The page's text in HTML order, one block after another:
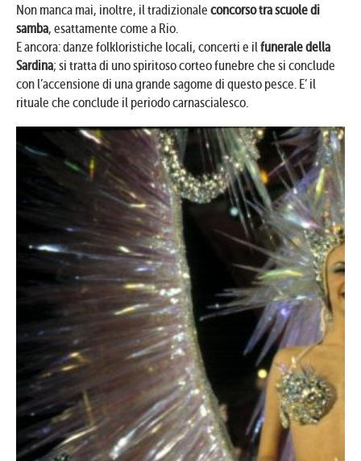
Non manca mai, inoltre, il tradizionale concorso tra scuole di
samba, esattamente come a Rio.
E ancora: danze folkloristiche locali, concerti e ilfunerale della
Sardina; si tratta di uno spiritoso corteo funebre che si conclude
con l’accensione di una grande sagome di questo pesce. E’ il
rituale che conclude il periodo carnascialesco.